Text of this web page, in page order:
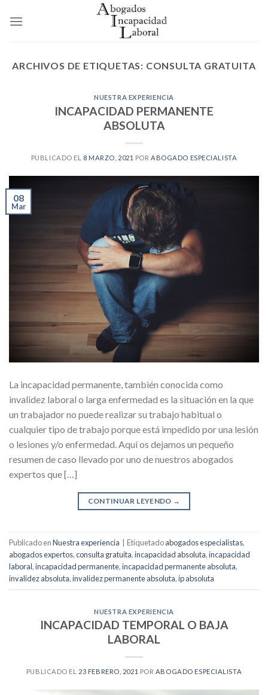
ARCHIVOS DE ETIQUETAS: CONSULTA GRATUITA
NUESTRA EXPERIENCIA
INCAPACIDAD PERMANENTE
ABSOLUTA
PUBLICADO EL 8 MARZO, 2021 POR ABOGADO ESPECIALISTA
08
Mar
La incapacidad permanente, también conocida como
invalidez laboral o larga enfermedad es la situación en la que
un trabajador no puede realizar su trabajo habitual o
cualquier tipo de trabajo porque está impedido por una lesión
o lesiones y/o enfermedad. Aquí os dejamos un pequeño
resumen de caso llevado por uno de nuestros abogados
expertos que […]
CONTINUAR LEYENDO →
Publicado enNuestra experiencia Etiquetadoabogados especialistas,
abogados expertos,consulta gratuita,incapacidad absoluta,incapacidad
laboral,incapacidad permanente,incapacidad permanente absoluta,
invalidez absoluta,invalidez permanente absoluta,ip absoluta
NUESTRA EXPERIENCIA
INCAPACIDAD TEMPORAL O BAJA
LABORAL
PUBLICADO EL 23 FEBRERO, 2021 POR ABOGADO ESPECIALISTA